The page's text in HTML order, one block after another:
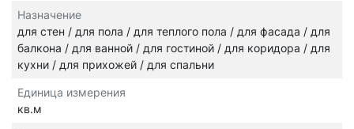
Назначение
для стен / для пола / для теплого пола / для фасада / для
балкона / для ванной / для гостиной / для коридора / для
кухни / для прихожей / для спальни
Единица измерения
кв.м